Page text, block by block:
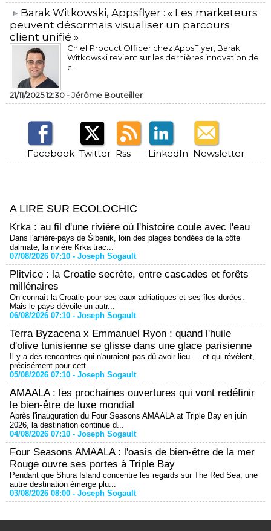
​Barak Witkowski, Appsflyer : « Les marketeurs
peuvent désormais visualiser un parcours
client unifié »
Chief Product Officer chez AppsFlyer, ​Barak
Witkowski revient sur les dernières innovation de
c...
21/11/2025 12:30 -Jérôme Bouteiller
Facebook Twitter Rss LinkedIn Newsletter
A LIRE SUR ECOLOCHIC
Krka : au fil d'une rivière où l'histoire coule avec l'eau
Dans l'arrière-pays de Šibenik, loin des plages bondées de la côte
dalmate, la rivière Krka trac...
07/08/2026 07:10 - Joseph Sogault
Plitvice : la Croatie secrète, entre cascades et forêts
millénaires
On connaît la Croatie pour ses eaux adriatiques et ses îles dorées.
Mais le pays dévoile un autr...
06/08/2026 07:10 - Joseph Sogault
Terra Byzacena x Emmanuel Ryon : quand l'huile
d'olive tunisienne se glisse dans une glace parisienne
Il y a des rencontres qui n'auraient pas dû avoir lieu — et qui révèlent,
précisément pour cett...
05/08/2026 07:10 - Joseph Sogault
AMAALA : les prochaines ouvertures qui vont redéfinir
le bien-être de luxe mondial
Après l'inauguration du Four Seasons AMAALA at Triple Bay en juin
2026, la destination continue d...
04/08/2026 07:10 - Joseph Sogault
Four Seasons AMAALA : l'oasis de bien-être de la mer
Rouge ouvre ses portes à Triple Bay
Pendant que Shura Island concentre les regards sur The Red Sea, une
autre destination émerge plu...
03/08/2026 08:00 - Joseph Sogault